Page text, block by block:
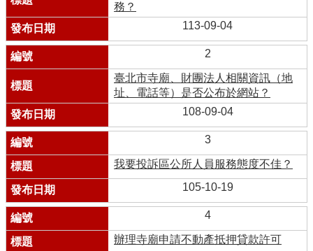
務？
113-09-04
2
臺北市寺廟、財團法人相關資訊（地
址、電話等）是否公布於網站？
108-09-04
3
我要投訴區公所人員服務態度不佳？
105-10-19
4
辦理寺廟申請不動產抵押貸款許可